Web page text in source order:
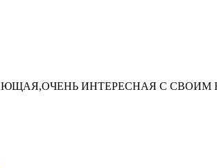
ИНТЕРЕСНАЯ С